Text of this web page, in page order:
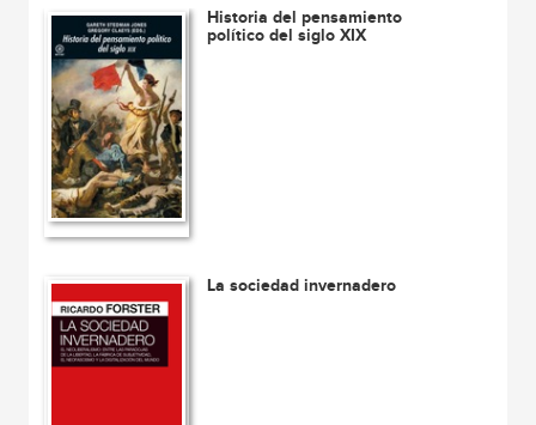
Historia del pensamiento
político del siglo XIX
La sociedad invernadero